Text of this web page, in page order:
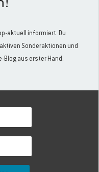
eine Reise wert,
hieraus kann man
Tief Richtung
und etwas
welches einen wieder
ich ja glatt mal
aktuell informiert. Du
Sonderaktionen und
Blog aus erster Hand.